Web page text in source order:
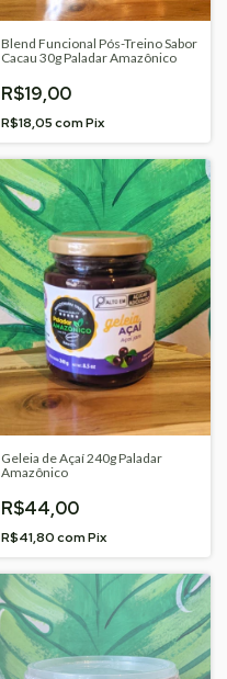
Blend Funcional Pós-Treino Sabor
Cacau 30g Paladar Amazônico
R$19,00
R$18,05comPix
Geleia de Açaí 240g Paladar
Amazônico
R$44,00
R$41,80comPix